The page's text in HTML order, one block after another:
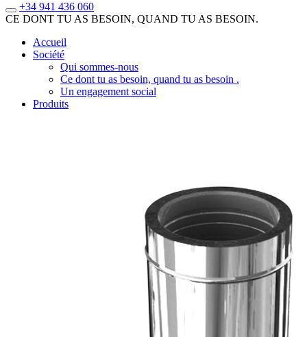
+34 941 436 060
CE DONT TU AS BESOIN, QUAND TU AS BESOIN.
Accueil
Société
Qui sommes-nous
Ce dont tu as besoin, quand tu as besoin .
Un engagement social
Produits